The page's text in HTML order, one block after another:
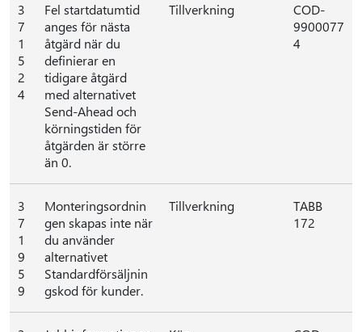
3
7
1
5
2
4
Fel startdatumtid
anges för nästa
åtgärd när du
definierar en
tidigare åtgärd
med alternativet
Send-Ahead och
körningstiden för
åtgärden är större
än 0.
Tillverkning
COD-
9900077
4
3
7
1
9
5
9
Monteringsordnin
gen skapas inte när
du använder
alternativet
Standardförsäljnin
gskod för kunder.
Tillverkning
TABB
172